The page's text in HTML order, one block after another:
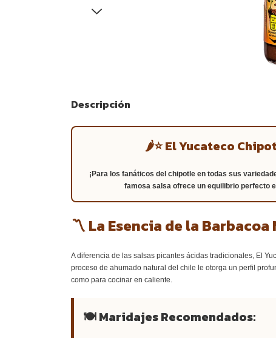
Descripción
🌶⭐ El Yucateco
¡Para los fanáticos del chipotle en todas sus
famosa salsa ofrece un equilibrio perfecto
〽 La Esencia de la Barbacoa
A diferencia de las salsas picantes ácidas tradicionales, El
proceso de ahumado natural del chile le otorga un perfil
como para cocinar en caliente.
🍽 Maridajes Recomendados: